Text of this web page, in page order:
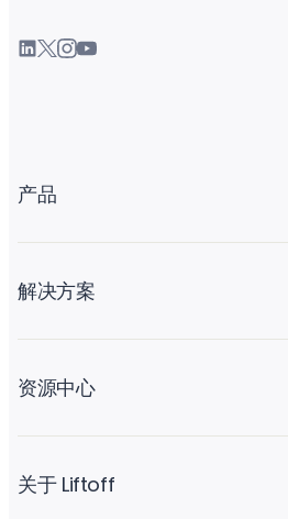
产品
解决方案
资源中心
关于 Liftoff